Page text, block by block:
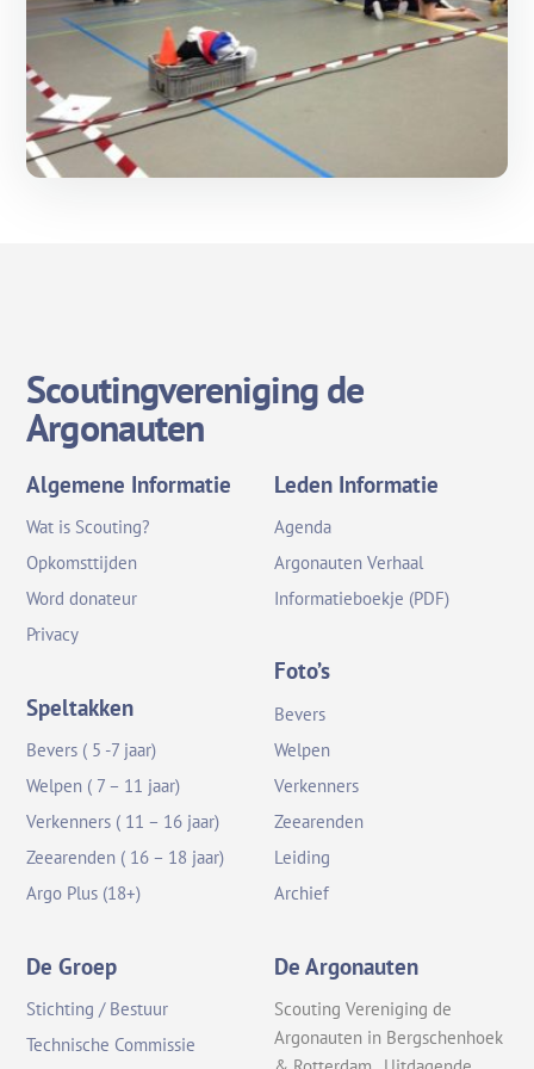
Scoutingvereniging de
Argonauten
Algemene Informatie
Wat is Scouting?
Opkomsttijden
Word donateur
Privacy
Speltakken
Bevers ( 5 -7 jaar)
Welpen ( 7 – 11 jaar)
Verkenners ( 11 – 16 jaar)
Zeearenden ( 16 – 18 jaar)
Argo Plus (18+)
Leden Informatie
Agenda
Argonauten Verhaal
Informatieboekje (PDF)
Foto’s
Bevers
Welpen
Verkenners
Zeearenden
Leiding
Archief
De Groep
Stichting / Bestuur
Technische Commissie
De Argonauten
Scouting Vereniging de
Argonauten in Bergschenhoek